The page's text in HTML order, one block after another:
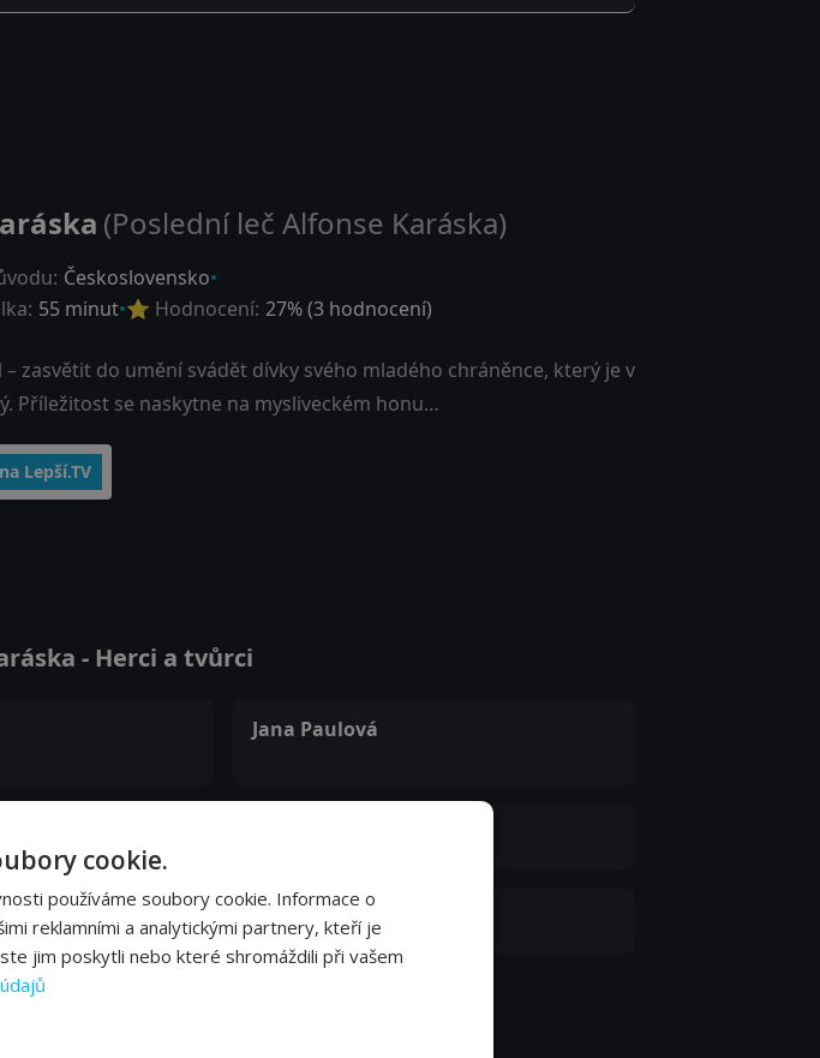
(Poslední leč Alfonse Karáska)
Československo
55 minut ⭐ Hodnocení: 27% (3 hodnocení)
zasvětit do umění svádět dívky svého mladého chráněnce, který je v
Příležitost se naskytne na mysliveckém honu…
Lepší.TV
- Herci a tvůrci
Jana Paulová
Josef Langmiler
cookie.
používáme soubory cookie. Informace o
reklamními a analytickými partnery, kteří je
jim poskytli nebo které shromáždili při vašem